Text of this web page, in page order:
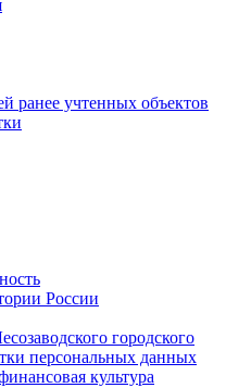
ранее учтенных объектов
России
городского
персональных данных
культура